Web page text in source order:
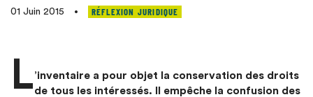
01 Juin 2015 • RÉFLEXION JURIDIQUE
L’inventaire a pour objet la conservation des droits
de tous les intéressés. Il empêche la confusion des